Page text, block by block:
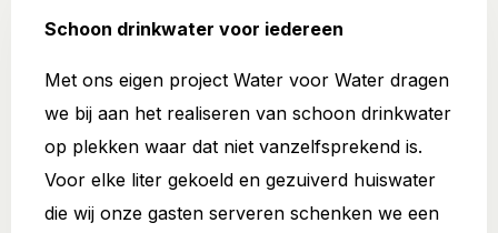
Schoon drinkwater voor iedereen
Met ons eigen project Water voor Water dragen
we bij aan het realiseren van schoon drinkwater
op plekken waar dat niet vanzelfsprekend is.
Voor elke liter gekoeld en gezuiverd huiswater
die wij onze gasten serveren schenken we een